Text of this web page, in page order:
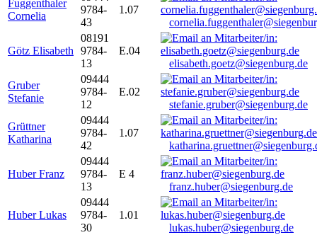
Fuggenthaler
Cornelia
9784-
43
1.07
Götz Elisabeth
08191
9784-
13
E.04
elisabeth.goetz@siegenburg.de
Gruber
Stefanie
09444
9784-
12
E.02
stefanie.gruber@siegenburg.de
Grüttner
Katharina
09444
9784-
42
1.07
Huber Franz
09444
9784-
13
E 4
franz.huber@siegenburg.de
Huber Lukas
09444
9784-
30
1.01
lukas.huber@siegenburg.de